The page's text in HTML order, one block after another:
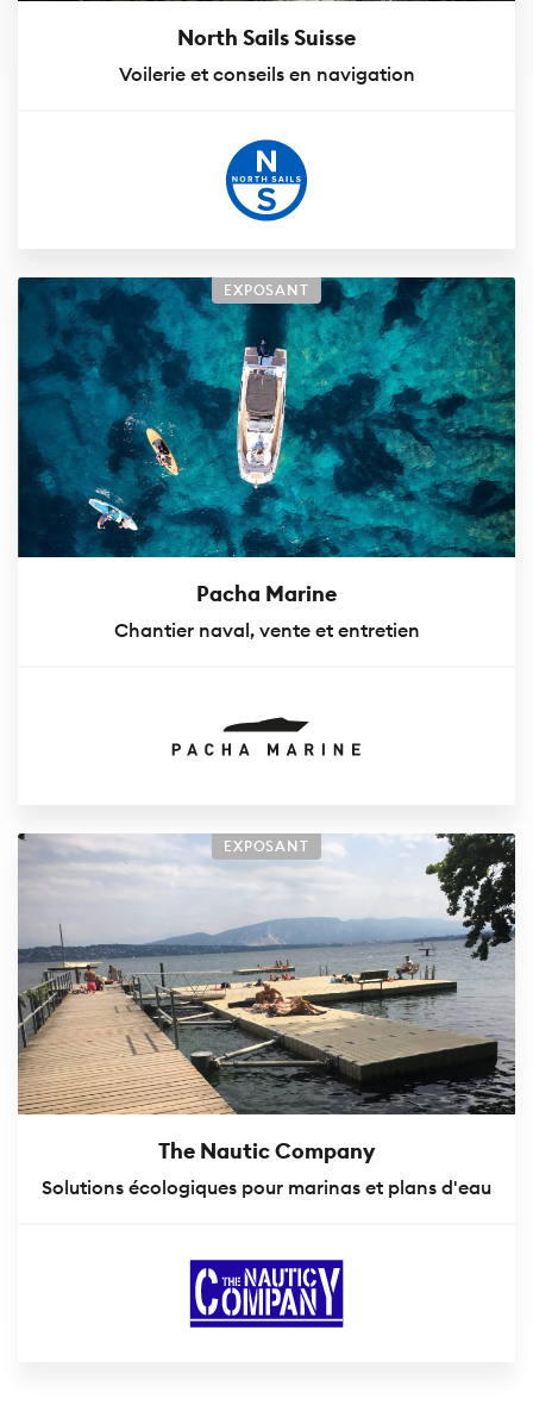
North Sails Suisse
Voilerie et conseils en navigation
EXPOSANT
Pacha Marine
Chantier naval, vente et entretien
EXPOSANT
The Nautic Company
Solutions écologiques pour marinas et plans d'eau